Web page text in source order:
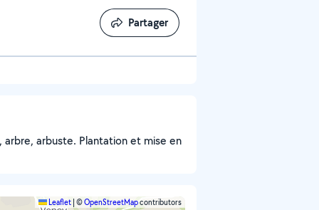
Partager
Partager
arbuste. Plantation et mise en
Leaflet ©OpenStreetMapcontributors